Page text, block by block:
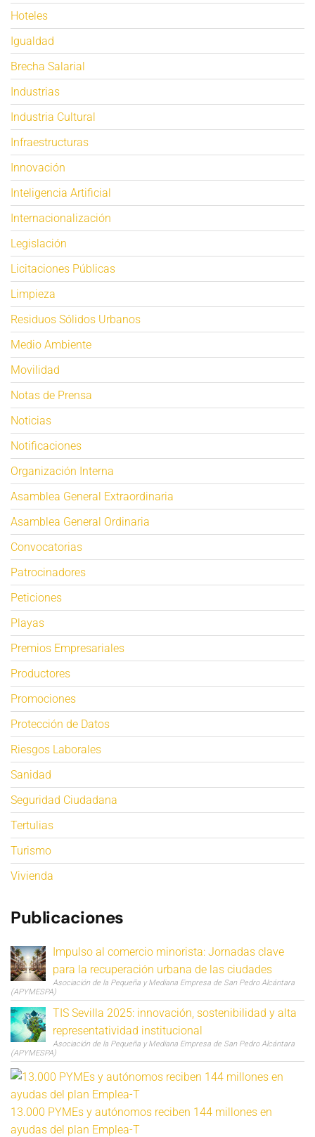
Hoteles
Igualdad
Brecha Salarial
Industrias
Industria Cultural
Infraestructuras
Innovación
Inteligencia Artificial
Internacionalización
Legislación
Licitaciones Públicas
Limpieza
Residuos Sólidos Urbanos
Medio Ambiente
Movilidad
Notas de Prensa
Noticias
Notificaciones
Organización Interna
Asamblea General Extraordinaria
Asamblea General Ordinaria
Convocatorias
Patrocinadores
Peticiones
Playas
Premios Empresariales
Productores
Promociones
Protección de Datos
Riesgos Laborales
Sanidad
Seguridad Ciudadana
Tertulias
Turismo
Vivienda
Publicaciones
Impulso al comercio minorista: Jornadas clave
para la recuperación urbana de las ciudades
Asociación de la Pequeña y Mediana Empresa de San Pedro Alcántara
(APYMESPA)
TIS Sevilla 2025: innovación, sostenibilidad y alta
representatividad institucional
Asociación de la Pequeña y Mediana Empresa de San Pedro Alcántara
(APYMESPA)
13.000 PYMEs y autónomos reciben 144 millones en
ayudas del plan Emplea-T